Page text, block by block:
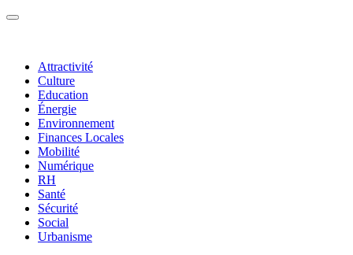
Attractivité
Culture
Education
Énergie
Environnement
Finances Locales
Mobilité
Numérique
RH
Santé
Sécurité
Social
Urbanisme